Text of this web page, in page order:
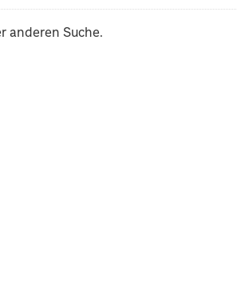
anderen Suche.